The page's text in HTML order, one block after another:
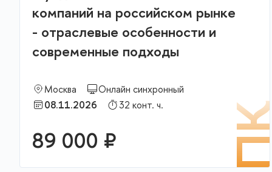
компаний на российском рынке
- отраслевые особенности и
современные подходы
ПК
Москва
Онлайн синхронный
08.11.2026
32 конт. ч.
89 000 ₽